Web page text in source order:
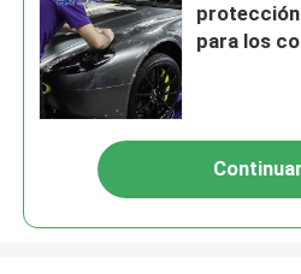
protección
para los
Continuar